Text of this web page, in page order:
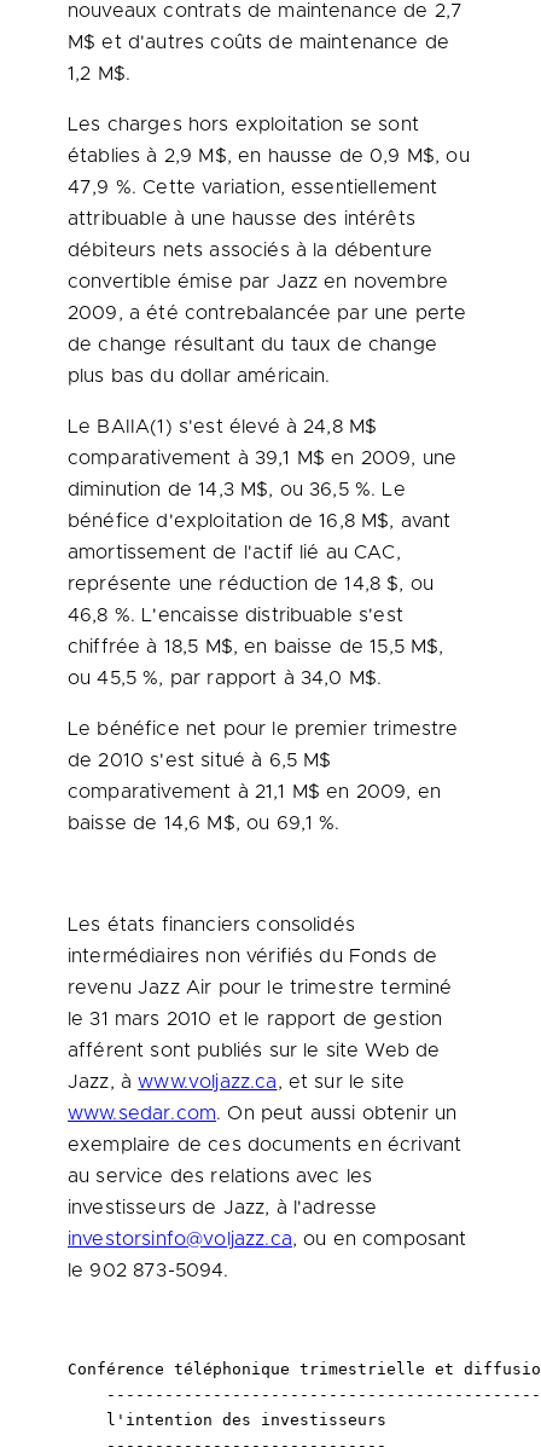
nouveaux contrats de maintenance de 2,7
M$ et d'autres coûts de maintenance de
1,2 M$.
Les charges hors exploitation se sont
établies à 2,9 M$, en hausse de 0,9 M$, ou
47,9 %. Cette variation, essentiellement
attribuable à une hausse des intérêts
débiteurs nets associés à la débenture
convertible émise par Jazz en novembre
2009, a été contrebalancée par une perte
de change résultant du taux de change
plus bas du dollar américain.
Le BAIIA(1) s'est élevé à 24,8 M$
comparativement à 39,1 M$ en 2009, une
diminution de 14,3 M$, ou 36,5 %. Le
bénéfice d'exploitation de 16,8 M$, avant
amortissement de l'actif lié au CAC,
représente une réduction de 14,8 $, ou
46,8 %. L'encaisse distribuable s'est
chiffrée à 18,5 M$, en baisse de 15,5 M$,
ou 45,5 %, par rapport à 34,0 M$.
Le bénéfice net pour le premier trimestre
de 2010 s'est situé à 6,5 M$
comparativement à 21,1 M$ en 2009, en
baisse de 14,6 M$, ou 69,1 %.
Les états financiers consolidés
intermédiaires non vérifiés du Fonds de
revenu Jazz Air pour le trimestre terminé
le 31 mars 2010 et le rapport de gestion
afférent sont publiés sur le site Web de
Jazz, àwww.voljazz.ca, et sur le site
www.sedar.com. On peut aussi obtenir un
exemplaire de ces documents en écrivant
au service des relations avec les
investisseurs de Jazz, à l'adresse
investorsinfo@voljazz.ca, ou en composant
le 902 873-5094.
Conférence téléphonique trimestrielle et
    l'intention des investisseurs